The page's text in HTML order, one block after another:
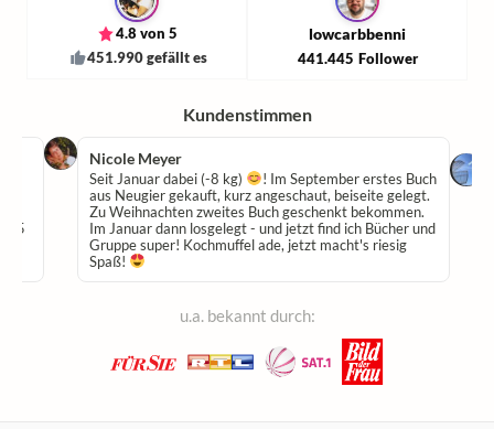
4.8 von 5
451.990 gefällt es
lowcarbbenni
441.445 Follower
Kundenstimmen
-45
Nicole Meyer
Seit Januar dabei (-8 kg)
! Im September erstes Buch
aus Neugier gekauft, kurz angeschaut, beiseite gelegt.
Zu Weihnachten zweites Buch geschenkt bekommen.
Im Januar dann losgelegt - und jetzt find ich Bücher und
Gruppe super! Kochmuffel ade, jetzt macht's riesig
Spaß!
u.a. bekannt durch: